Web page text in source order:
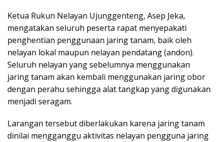
Ketua Rukun Nelayan Ujunggenteng, Asep Jeka,
mengatakan seluruh peserta rapat menyepakati
penghentian penggunaan jaring tanam, baik oleh
nelayan lokal maupun nelayan pendatang (andon).
Seluruh nelayan yang sebelumnya menggunakan
jaring tanam akan kembali menggunakan jaring obor
dengan perahu sehingga alat tangkap yang digunakan
menjadi seragam.
Larangan tersebut diberlakukan karena jaring tanam
dinilai mengganggu aktivitas nelayan pengguna jaring